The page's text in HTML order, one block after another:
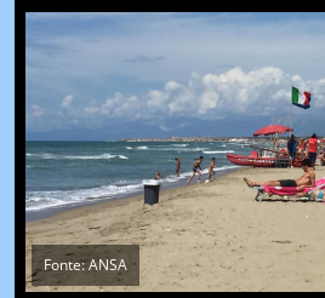
Fonte: ANSA